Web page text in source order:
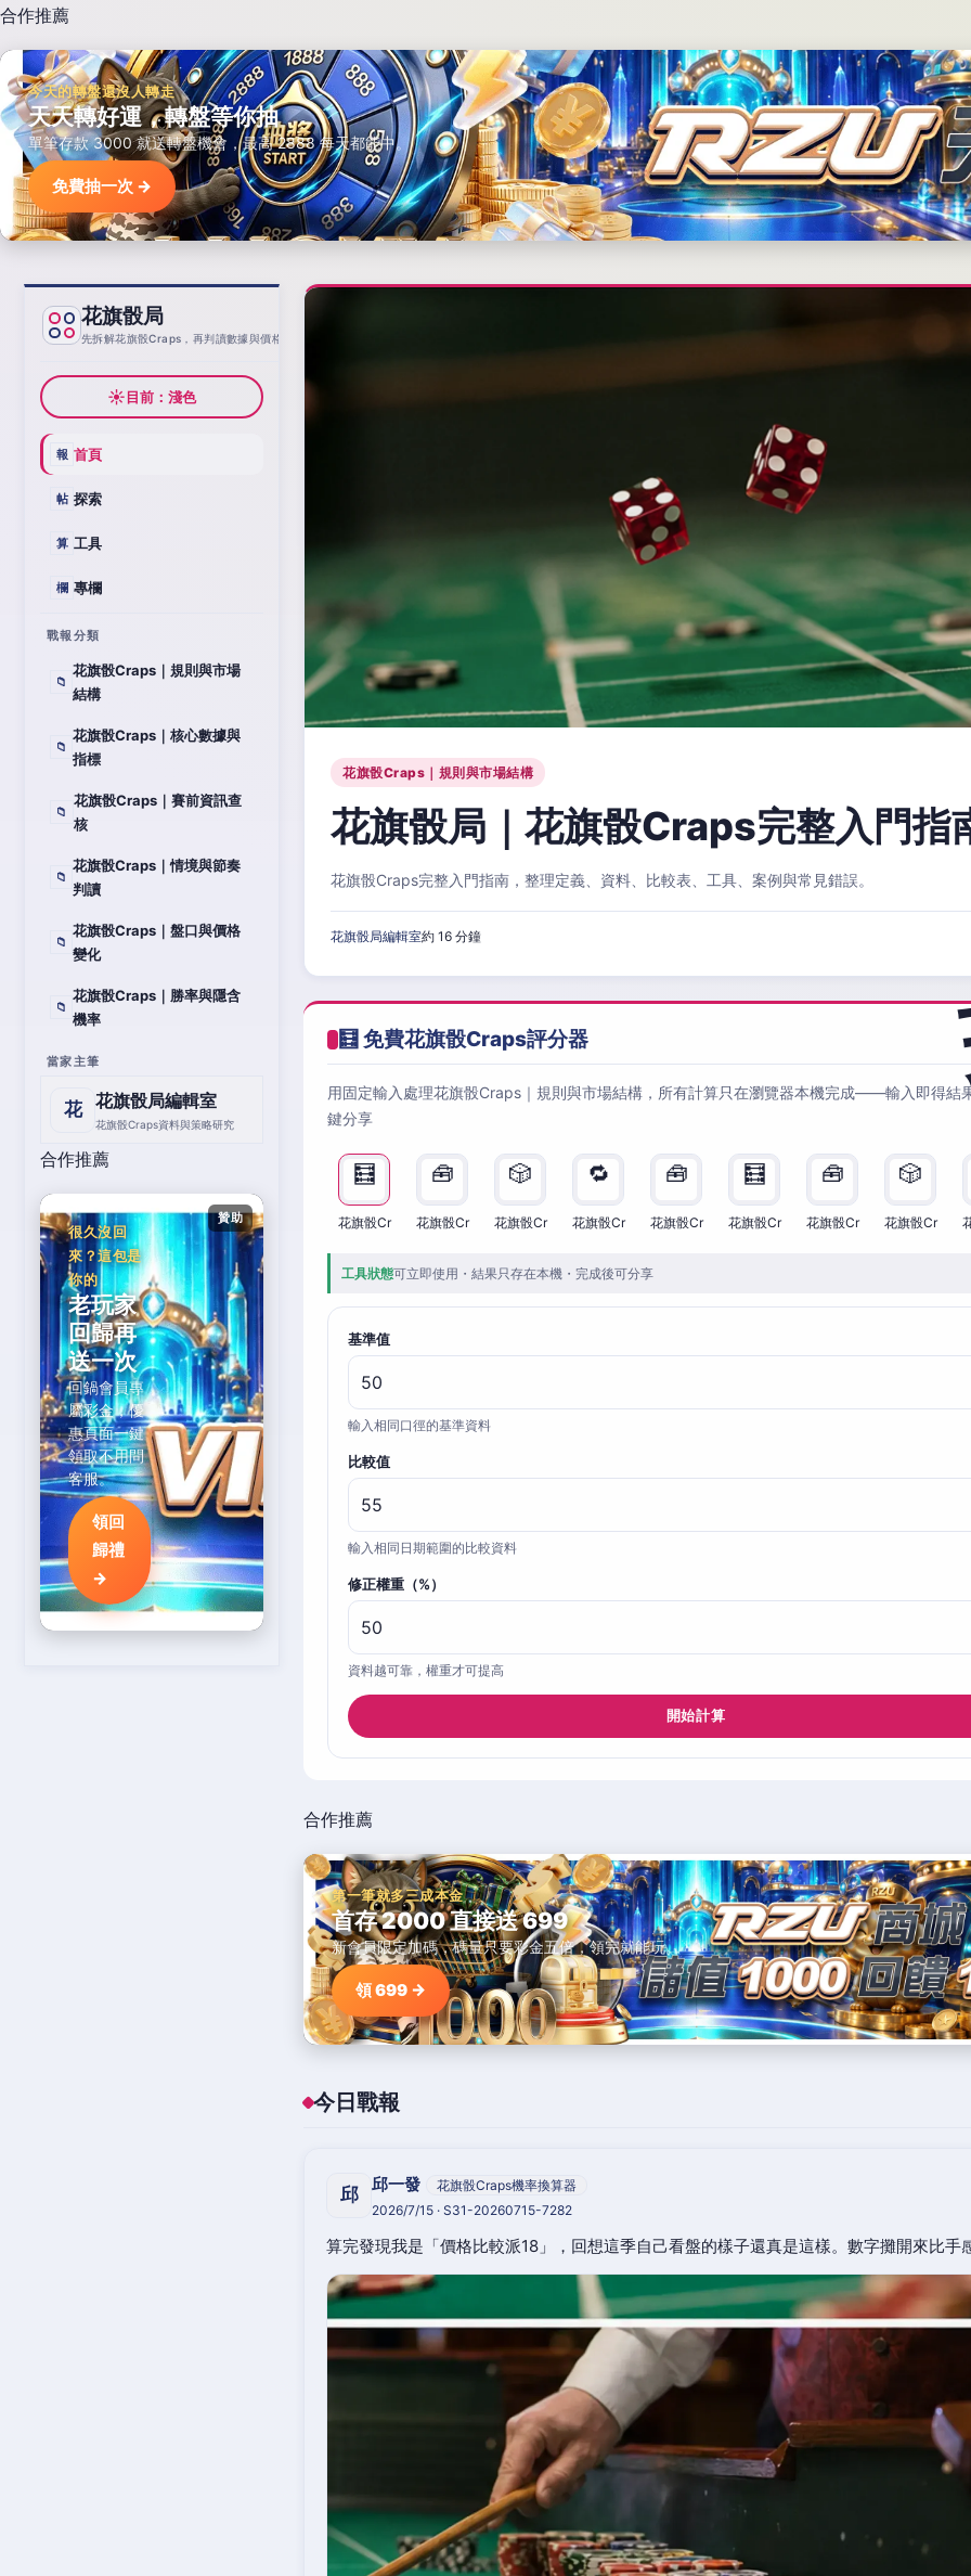
合作推薦
今天的轉盤還沒人轉走
天天轉好運，轉盤等你抽
單筆存款 3000 就送轉盤機會，最高 2888 每天都能中。
免費抽一次 →
花旗骰局
先拆解花旗骰Craps，再判讀數據與價格
☀目前：淺色
報 首頁
帖 探索
算 工具
欄 專欄
戰報分類
📁
花旗骰Craps｜規則與市場
結構
📁
花旗骰Craps｜核心數據與
指標
📁
花旗骰Craps｜賽前資訊查
核
📁
花旗骰Craps｜情境與節奏
判讀
📁
花旗骰Craps｜盤口與價格
變化
📁
花旗骰Craps｜勝率與隱含
機率
當家主筆
花 花旗骰局編輯室
花旗骰Craps資料與策略研究
合作推薦
贊助
很久沒回
來？這包是
你的
老玩家
回歸再
送一次
回鍋會員專
屬彩金，優
惠頁面一鍵
領取不用問
客服。
領回
歸禮
→
花旗骰Craps｜規則與市場結構
花旗骰局｜花旗骰Craps完整入門指
花旗骰Craps完整入門指南，整理定義、資料、比較表、工具、案例與常見錯誤。
花旗骰局編輯室約 16 分鐘
🧮 免費花旗骰Craps評分器
用固定輸入處理花旗骰Craps｜規則與市場結構，所有計算只在瀏覽器本機完成——輸入即得結
鍵分享
🧮
花旗骰Cr
🧰
花旗骰Cr
🎲
花旗骰Cr
🔁
花旗骰Cr
🧰
花旗骰Cr
🧮
花旗骰Cr
🧰
花旗骰Cr
🎲
花旗骰Cr
工具狀態可立即使用・結果只存在本機・完成後可分享
基準值
輸入相同口徑的基準資料
比較值
輸入相同日期範圍的比較資料
修正權重（%）
資料越可靠，權重才可提高
開始計算
合作推薦
第一筆就多三成本金
首存 2000 直接送 699
新會員限定加碼，碼量只要彩金五倍，領完就能玩。
領 699 →
今日戰報
邱 邱一發
花旗骰Craps機率換算器
2026/7/15 · S31-20260715-7282
算完發現我是「價格比較派18」，回想這季自己看盤的樣子還真是這樣。數字攤開來比手